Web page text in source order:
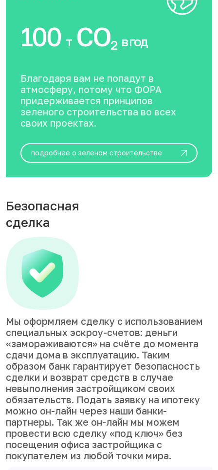
100 тCO2 в год
Благодаря вам не попадут в
атмосферу, потому что ФОРА
придерживается принципов
зеленого строительства во всех
своих проектах.
подробнее о зеленом строительстве
Безопасная
сделка
Мы оформляем сделку с использованием
специальных эскроу-счетов: деньги
«замораживаются» на счёте до момента
сдачи дома в эксплуатацию. Таким
образом банк гарантирует безопасность
сделки и возврат средств в случае
невыполнения застройщиком своих
обязательств. Подать заявку на ипотеку
можно он-лайн через наши банки-
партнеры. Так же он-лайн мы можем
провести всю сделку «под ключ» без
посещения офиса застройщика с
покупателем из любой точки мира.